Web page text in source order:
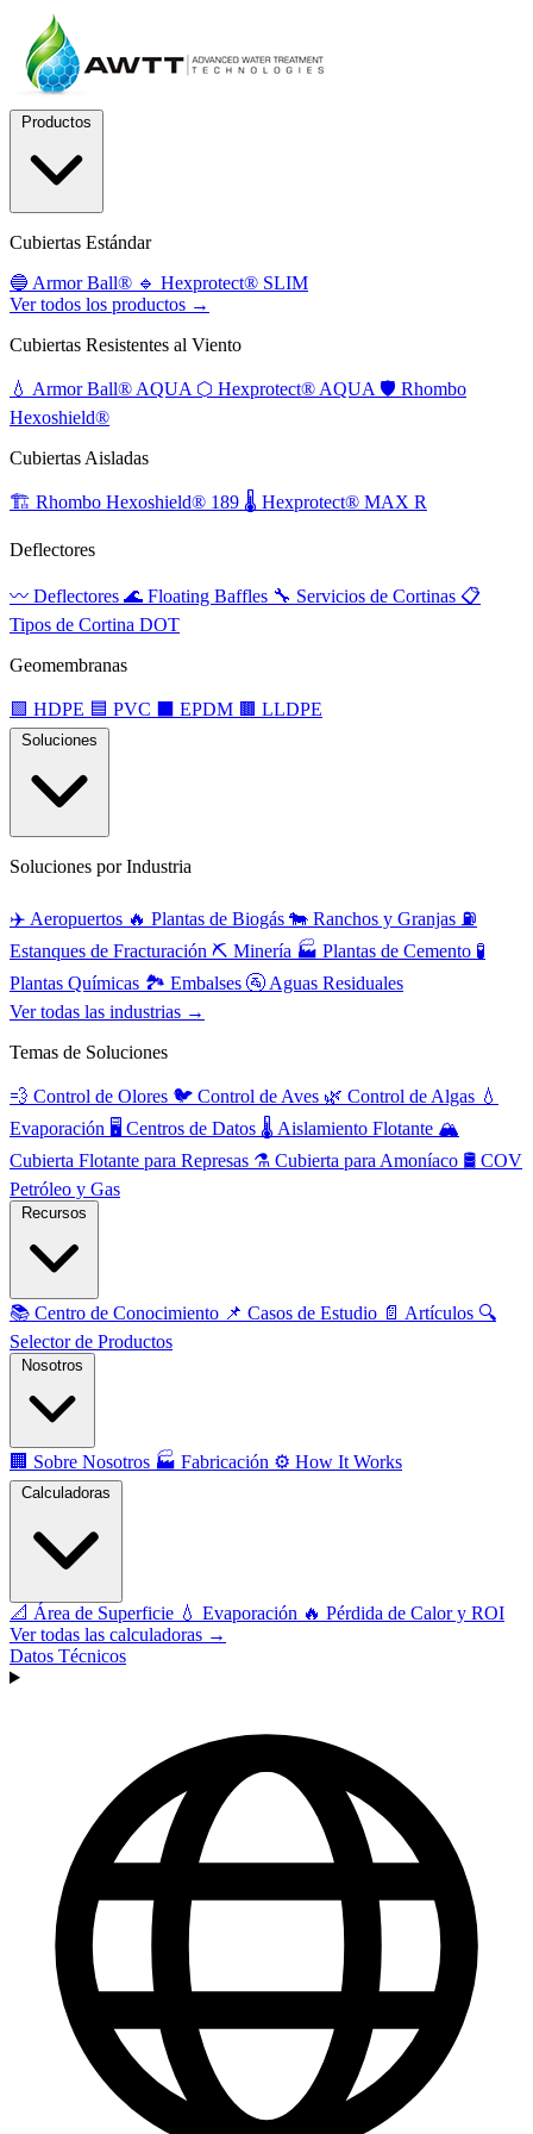
Cubiertas Estándar
🔵 Armor Ball® 🔹 Hexprotect® SLIM
Ver todos los productos →
Cubiertas Resistentes al Viento
💧 Armor Ball® AQUA ⬡ Hexprotect® AQUA 🛡️ Rhombo
Hexoshield®
Cubiertas Aisladas
🏗️ Rhombo Hexoshield® 189 🌡️ Hexprotect® MAX R
Deflectores
〰️ Deflectores 🌊 Floating Baffles 🔧 Servicios de Cortinas 📋
Tipos de Cortina DOT
Geomembranas
🟩 HDPE 🟦 PVC EPDM 🟫 LLDPE
Soluciones por Industria
✈️ Aeropuertos 🔥 Plantas de Biogás 🐄 Ranchos y Granjas ⛽
Estanques de Fracturación ⛏️ Minería 🏭 Plantas de Cemento 🧪
Plantas Químicas 🏞️ Embalses 🚰 Aguas Residuales
Ver todas las industrias →
Temas de Soluciones
💨 Control de Olores 🐦 Control de Aves 🌿 Control de Algas 💧
Evaporación 🖥️ Centros de Datos 🌡️ Aislamiento Flotante 🏔️
Cubierta Flotante para Represas ⚗️ Cubierta para Amoníaco 🛢️ COV
Petróleo y Gas
📚 Centro de Conocimiento 📌 Casos de Estudio 📄 Artículos 🔍
Selector de Productos
🏢 Sobre Nosotros 🏭 Fabricación ⚙️ How It Works
📐 Área de Superficie 💧 Evaporación 🔥 Pérdida de Calor y ROI
Ver todas las calculadoras →
Datos Técnicos